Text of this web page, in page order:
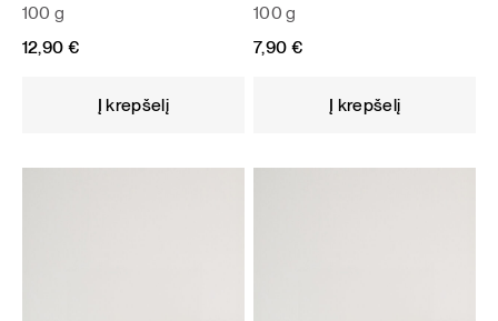
100 g
12,90 €
Į krepšelį
100 g
7,90 €
Į krepšelį